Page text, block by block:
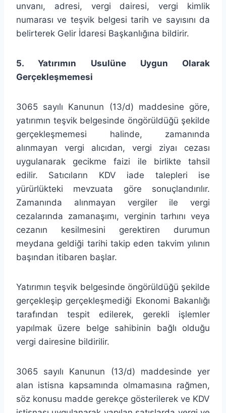
unvanı, adresi, vergi dairesi, vergi kimlik
numarası ve teşvik belgesi tarih ve sayısını da
belirterek Gelir İdaresi Başkanlığına bildirir.
5. Yatırımın Usulüne Uygun Olarak
Gerçekleşmemesi
3065 sayılı Kanunun (13/d) maddesine göre,
yatırımın teşvik belgesinde öngörüldüğü şekilde
gerçekleşmemesi halinde, zamanında
alınmayan vergi alıcıdan, vergi ziyaı cezası
uygulanarak gecikme faizi ile birlikte tahsil
edilir. Satıcıların KDV iade talepleri ise
yürürlükteki mevzuata göre sonuçlandırılır.
Zamanında alınmayan vergiler ile vergi
cezalarında zamanaşımı, verginin tarhını veya
cezanın kesilmesini gerektiren durumun
meydana geldiği tarihi takip eden takvim yılının
başından itibaren başlar.
Yatırımın teşvik belgesinde öngörüldüğü şekilde
gerçekleşip gerçekleşmediği Ekonomi Bakanlığı
tarafından tespit edilerek, gerekli işlemler
yapılmak üzere belge sahibinin bağlı olduğu
vergi dairesine bildirilir.
3065 sayılı Kanunun (13/d) maddesinde yer
alan istisna kapsamında olmamasına rağmen,
söz konusu madde gerekçe gösterilerek ve KDV